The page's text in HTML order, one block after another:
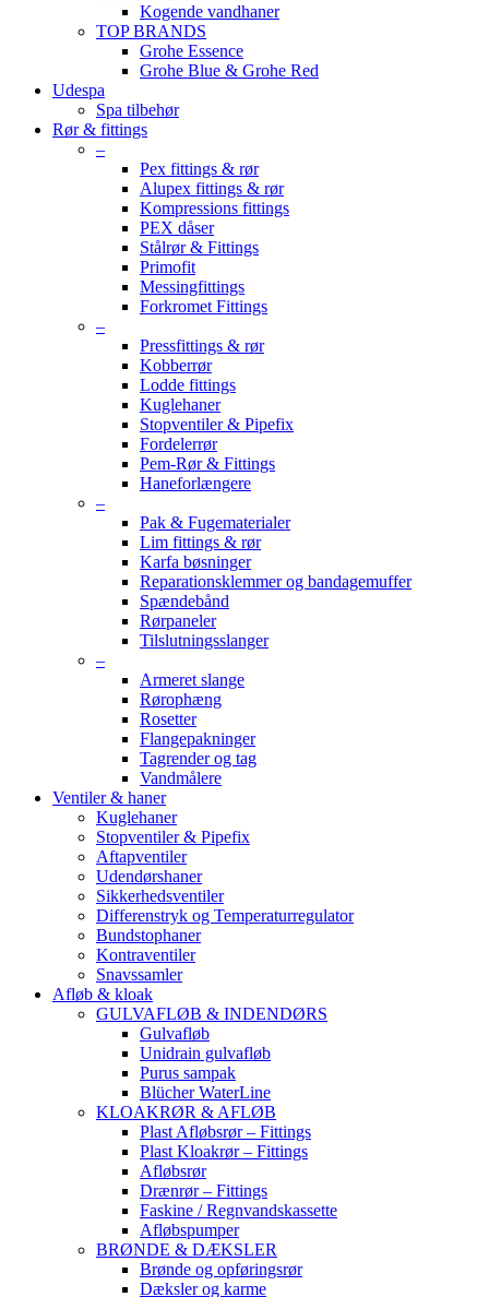
Kogende vandhaner
TOP BRANDS
Grohe Essence
Grohe Blue & Grohe Red
Udespa
Spa tilbehør
Rør & fittings
–
Pex fittings & rør
Alupex fittings & rør
Kompressions fittings
PEX dåser
Stålrør & Fittings
Primofit
Messingfittings
Forkromet Fittings
–
Pressfittings & rør
Kobberrør
Lodde fittings
Kuglehaner
Stopventiler & Pipefix
Fordelerrør
Pem-Rør & Fittings
Haneforlængere
–
Pak & Fugematerialer
Lim fittings & rør
Karfa bøsninger
Reparationsklemmer og bandagemuffer
Spændebånd
Rørpaneler
Tilslutningsslanger
–
Armeret slange
Rørophæng
Rosetter
Flangepakninger
Tagrender og tag
Vandmålere
Ventiler & haner
Kuglehaner
Stopventiler & Pipefix
Aftapventiler
Udendørshaner
Sikkerhedsventiler
Differenstryk og Temperaturregulator
Bundstophaner
Kontraventiler
Snavssamler
Afløb & kloak
GULVAFLØB & INDENDØRS
Gulvafløb
Unidrain gulvafløb
Purus sampak
Blücher WaterLine
KLOAKRØR & AFLØB
Plast Afløbsrør – Fittings
Plast Kloakrør – Fittings
Afløbsrør
Drænrør – Fittings
Faskine / Regnvandskassette
Afløbspumper
BRØNDE & DÆKSLER
Brønde og opføringsrør
Dæksler og karme